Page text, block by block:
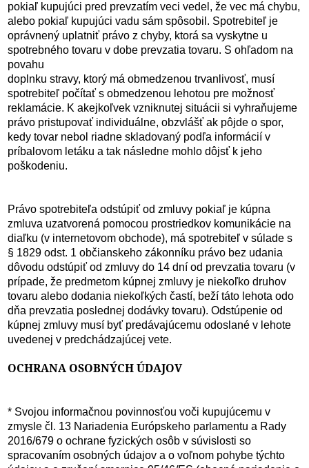
pokiaľ kupujúci pred prevzatím veci vedel, že vec má chybu,
alebo pokiaľ kupujúci vadu sám spôsobil. Spotrebiteľ je
oprávnený uplatniť právo z chyby, ktorá sa vyskytne u
spotrebného tovaru v dobe prevzatia tovaru. S ohľadom na
povahu
doplnku stravy, ktorý má obmedzenou trvanlivosť, musí
spotrebiteľ počítať s obmedzenou lehotou pre možnosť
reklamácie. K akejkoľvek vzniknutej situácii si vyhraňujeme
právo pristupovať individuálne, obzvlášť ak pôjde o spor,
kedy tovar nebol riadne skladovaný podľa informácií v
príbalovom letáku a tak následne mohlo dôjsť k jeho
poškodeniu.
Právo spotrebiteľa odstúpiť od zmluvy pokiaľ je kúpna
zmluva uzatvorená pomocou prostriedkov komunikácie na
diaľku (v internetovom obchode), má spotrebiteľ v súlade s
§ 1829 odst. 1 občianskeho zákonníku právo bez udania
dôvodu odstúpiť od zmluvy do 14 dní od prevzatia tovaru (v
prípade, že predmetom kúpnej zmluvy je niekoľko druhov
tovaru alebo dodania niekoľkých častí, beží táto lehota odo
dňa prevzatia poslednej dodávky tovaru). Odstúpenie od
kúpnej zmluvy musí byť predávajúcemu odoslané v lehote
uvedenej v predchádzajúcej vete.
OCHRANA OSOBNÝCH ÚDAJOV
* Svojou informačnou povinnosťou voči kupujúcemu v
zmysle čl. 13 Nariadenia Európskeho parlamentu a Rady
2016/679 o ochrane fyzických osôb v súvislosti so
spracovaním osobných údajov a o voľnom pohybe týchto